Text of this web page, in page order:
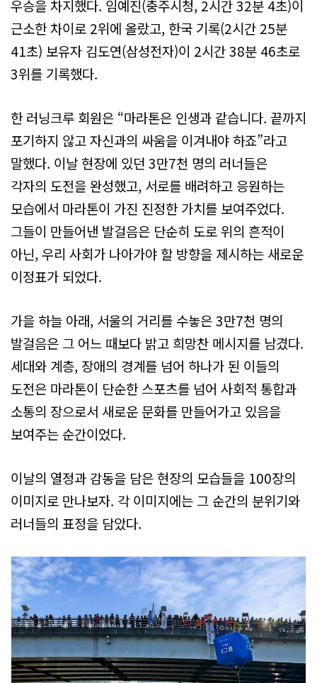
우승을 차지했다. 임예진(충주시청, 2시간 32분 4초)이
근소한 차이로 2위에 올랐고, 한국 기록(2시간 25분
41초) 보유자 김도연(삼성전자)이 2시간 38분 46초로
3위를 기록했다.
한 러닝크루 회원은 “마라톤은 인생과 같습니다. 끝까지
포기하지 않고 자신과의 싸움을 이겨내야 하죠”라고
말했다. 이날 현장에 있던 3만7천 명의 러너들은
각자의 도전을 완성했고, 서로를 배려하고 응원하는
모습에서 마라톤이 가진 진정한 가치를 보여주었다.
그들이 만들어낸 발걸음은 단순히 도로 위의 흔적이
아닌, 우리 사회가 나아가야 할 방향을 제시하는 새로운
이정표가 되었다.
가을 하늘 아래, 서울의 거리를 수놓은 3만7천 명의
발걸음은 그 어느 때보다 밝고 희망찬 메시지를 남겼다.
세대와 계층, 장애의 경계를 넘어 하나가 된 이들의
도전은 마라톤이 단순한 스포츠를 넘어 사회적 통합과
소통의 장으로서 새로운 문화를 만들어가고 있음을
보여주는 순간이었다.
이날의 열정과 감동을 담은 현장의 모습들을 100장의
이미지로 만나보자. 각 이미지에는 그 순간의 분위기와
러너들의 표정을 담았다.